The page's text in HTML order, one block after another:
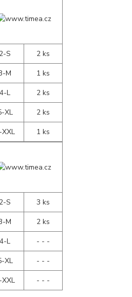
2-S
2 ks
M
1 ks
4-L
2 ks
XL
2 ks
1 ks
2-S
3 ks
M
2 ks
4-L
- - -
XL
- - -
- - -